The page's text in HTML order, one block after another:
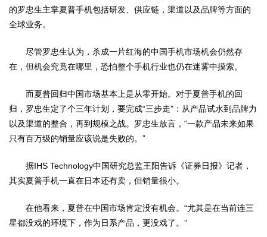
的罗忠生主掌夏普手机包括研发、供应链，渠道以及品牌等方面的
全球业务。
尽管罗忠生认为，杀成一片红海的中国手机市场机会仍然存
在，但机会究竟在哪里，恐怕整个手机行业也仍在迷雾中摸索。
而夏普回归中国市场基本上是从零开始。对于夏普手机的回
归，罗忠生定了个三年计划，要完成“三步走”：从产品试水到品牌力
以及渠道的整合，再到规模之战。罗忠生放言，“一款产品未来如果
只有百万级的销量应该说是失败的。”
据IHS Technology中国研究总监王阳告诉《证券日报》记者，
其实夏普手机一直在日本还有卖，但销量很小。
在他看来，夏普在中国市场肯定没有机会。“尤其是在当前连三
星都没戏的环境下，作为日系产品，更没戏了。”